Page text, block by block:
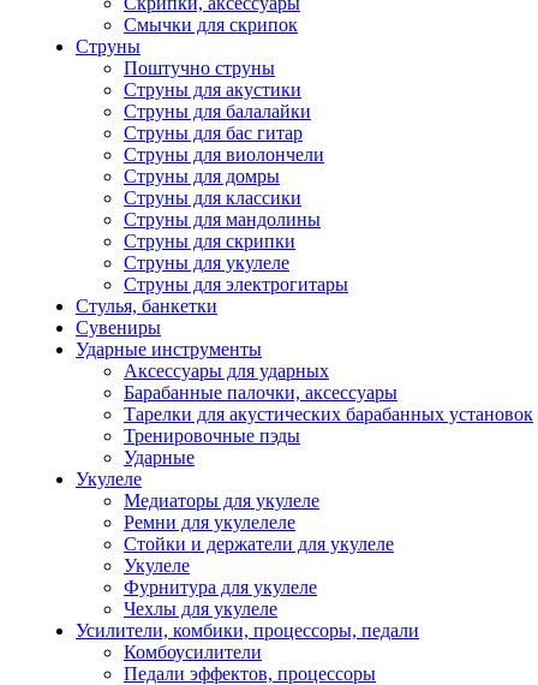
Смычки для скрипок
Струны
Поштучно струны
Струны для акустики
Струны для балалайки
Струны для бас гитар
Струны для виолончели
Струны для домры
Струны для классики
Струны для мандолины
Струны для скрипки
Струны для укулеле
Струны для электрогитары
Стулья, банкетки
Сувениры
Ударные инструменты
Аксессуары для ударных
Барабанные палочки, аксессуары
Тарелки для акустических барабанных установок
Тренировочные пэды
Ударные
Укулеле
Медиаторы для укулеле
Ремни для укулелеле
Стойки и держатели для укулеле
Укулеле
Фурнитура для укулеле
Чехлы для укулеле
Усилители, комбики, процессоры, педали
Комбоусилители
Педали эффектов, процессоры